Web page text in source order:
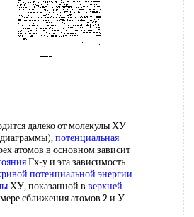
далеко от молекулы ХУ
потенциальная
атомов в основном зависит
Гх-у и эта зависимость
потенциальной энергии
ХУ, показанной в верхней
сближения атомов 2 и У